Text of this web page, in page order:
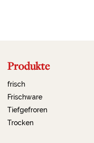
Produkte
frisch
Frischware
Tiefgefroren
Trocken